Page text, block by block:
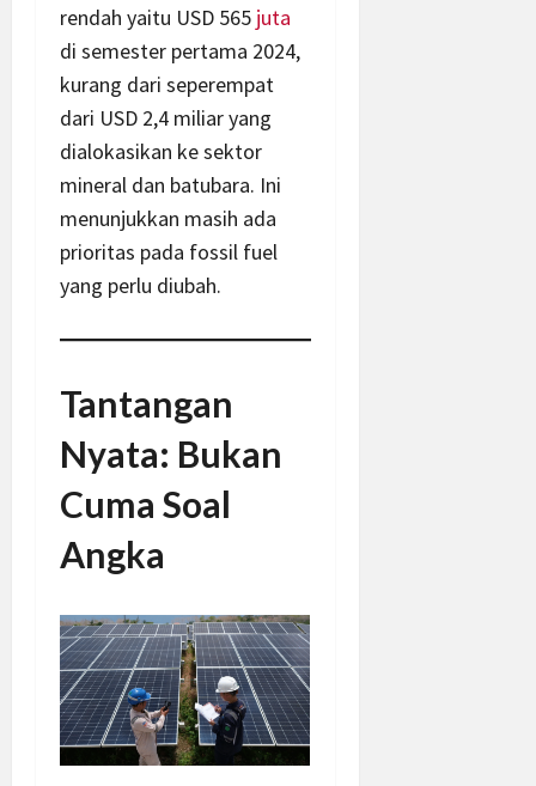
rendah yaitu USD 565 juta
di semester pertama 2024,
kurang dari seperempat
dari USD 2,4 miliar yang
dialokasikan ke sektor
mineral dan batubara. Ini
menunjukkan masih ada
prioritas pada fossil fuel
yang perlu diubah.
Tantangan
Nyata: Bukan
Cuma Soal
Angka